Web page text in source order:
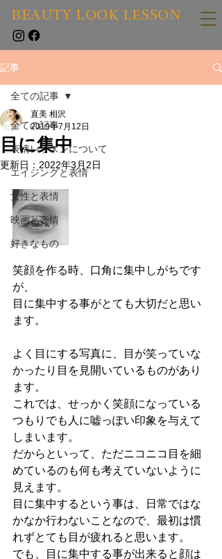
BEAUTY LOOK LESSON
記事
全ての記事
表情レッスンについて
エイジングと表情
女性と表情
映画と表情
好きなもの
全ての記事
目に集中
直美 相沢
2019年7月12日
更新日： 2022年3月2日
笑顔を作る時、口角に集中しがちです
が、
目に集中する事がとても大切だと思い
ます。
よく目にする写真に、目が笑っていな
かったり目を見開いているものがあり
ます。
これでは、せっかく笑顔になっている
つもりでも人に嘘っぽい印象を与えて
しまいます。
だからといって、ただニコニコ目を細
めているのも何も考えていないように
見えます。
目に集中するという事は、日常ではな
かなか行わないことなので、最初は慣
れずとても目が疲れると思います。
でも、目に集中する事が出来ると顔は